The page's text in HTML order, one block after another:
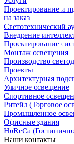
Проектирование и
на заказ
Светотехнический
Внедрение
Проектирование
Монтаж освещения
Производство
Проекты
Архитектурная
Уличное освещение
Спортивное
Ритейл (Торговое
Промышленное
Офисные здания
HoReCa
Наши контакты